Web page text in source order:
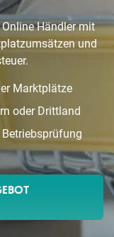
Händler mit
und
Marktplätze
oder Drittland
Betriebsprüfung